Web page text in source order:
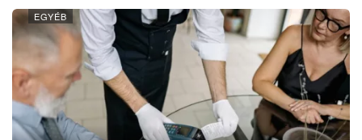
EGYÉB